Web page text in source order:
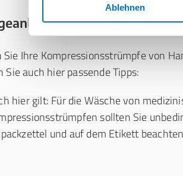
Ablehnen
für das Waschen
Sie Ihre Kompressionsstrümpfe von
Sie auch hier passende Tipps:
hier gilt: Für die Wäsche von
sollten Sie
und auf dem Etikett